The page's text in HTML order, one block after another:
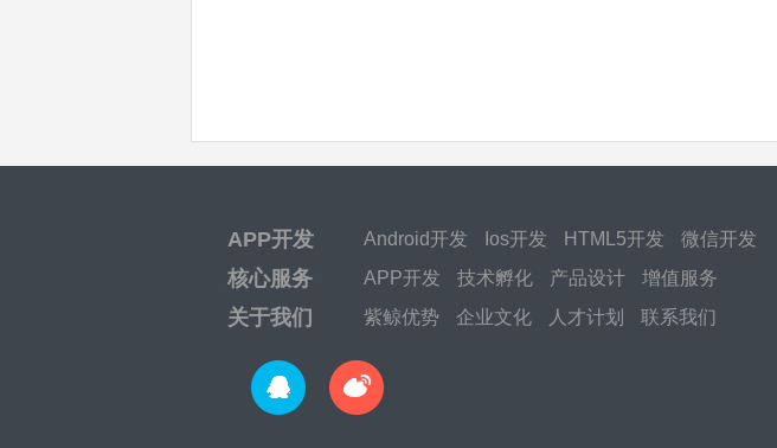
APP开发 Android开发 Ios开发 HTML5开发 微信开发
核心服务 APP开发 技术孵化 产品设计 增值服务
关于我们 紫鲸优势 企业文化 人才计划 联系我们